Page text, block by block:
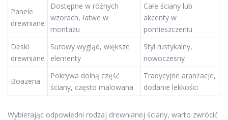
Panele
drewniane
Dostępne w różnych
wzorach, łatwe w
montażu
Całe ściany lub
akcenty w
pomieszczeniu
Deski
drewniane
Surowy wygląd, większe
elementy
Styl rustykalny,
nowoczesny
Boazeria
Pokrywa dolną część
ściany, często malowana
Tradycyjne aranżacje,
dodanie lekkości
Wybierając odpowiedni rodzaj drewnianej ściany, warto zwrócić